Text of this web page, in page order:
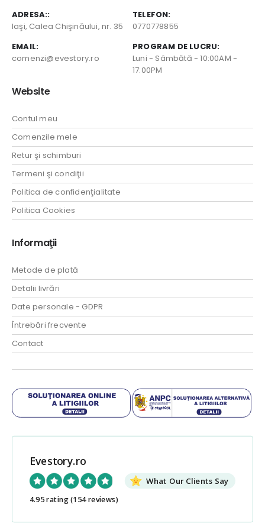
ADRESA::
Iaşi, Calea Chişinăului, nr. 35
TELEFON:
0770778855
EMAIL:
comenzi@evestory.ro
PROGRAM DE LUCRU:
Luni - Sâmbătă - 10:00AM -
17:00PM
Website
Contul meu
Comenzile mele
Retur şi schimburi
Termeni şi condiţii
Politica de confidenţialitate
Politica Cookies
Informaţii
Metode de plată
Detalii livrări
Date personale - GDPR
Întrebări frecvente
Contact
Evestory.ro
What Our Clients Say
4.95 rating(154 reviews)